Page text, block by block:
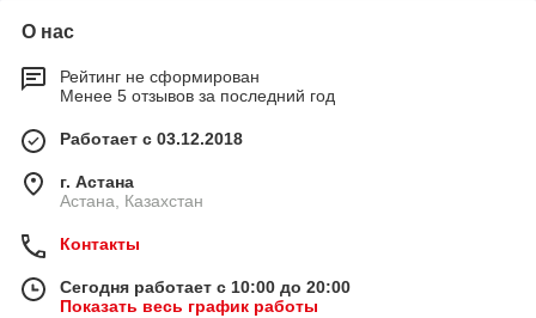
О нас
Рейтинг не сформирован
Менее 5 отзывов за последний год
Работает с 03.12.2018
г. Астана
Астана, Казахстан
Контакты
Сегодня работает с 10:00 до 20:00
Показать весь график работы